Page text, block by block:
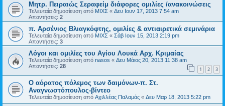
Μητρ. Πειραιώς Σεραφείμ διάφορες ομιλίες /ανακοινώσεις
Τελευταία δημοσίευση από ΜΙΧΣ « Δευ Ιουν 17, 2013 7:54 am
Απαντήσεις: 2
π. Αρσένιος Βλιαγκόφτης, ομιλίες & αντιαιρετικά σεμινάρια
Τελευταία δημοσίευση από ΜΙΧΣ « Σάβ Ιουν 15, 2013 2:19 pm
Απαντήσεις: 3
Λόγοι και ομιλίες του Αγίου Λουκά Αρχ. Κριμαίας
Τελευταία δημοσίευση από nasos « Δευ Μάιος 20, 2013 11:38 am
Απαντήσεις: 28 1 2 3
Ο αόρατος πόλεμος των δαιμόνων-π. Στ.
Αναγνωστόπουλος-βίντεο
Τελευταία δημοσίευση από Αχιλλέας Παλαμάς « Δευ Μαρ 18, 2013 5:22 pm